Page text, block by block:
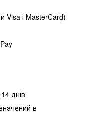
Visa і MasterCard)
днів
в